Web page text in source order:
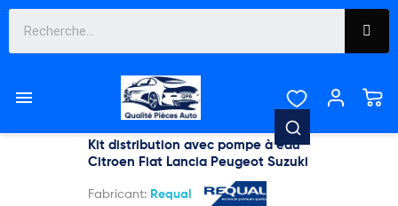


Affichage 13-14 de 14 article(s)
Kit distribution avec pompe à eau
Citroen Fiat Lancia Peugeot Suzuki
Fabricant: Requal